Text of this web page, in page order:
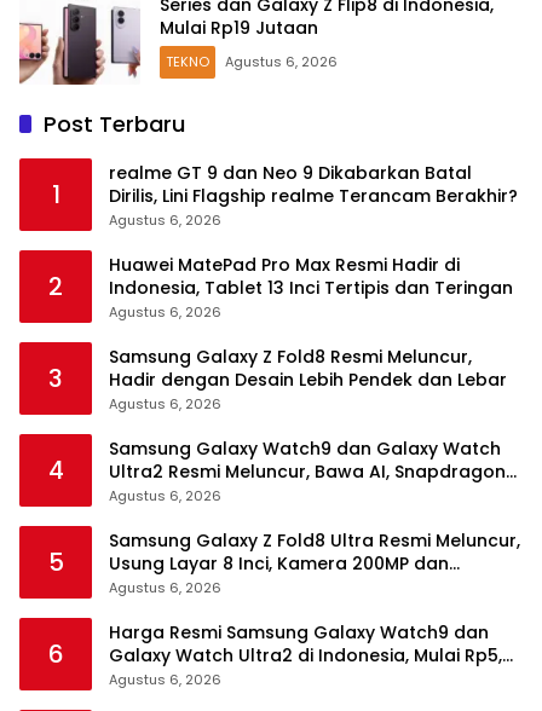
Mulai Rp19 Jutaan
TEKNO Agustus 6, 2026
Post Terbaru
1
realme GT 9 dan Neo 9 Dikabarkan Batal
Dirilis, Lini Flagship realme Terancam Berakhir?
Agustus 6, 2026
2
Huawei MatePad Pro Max Resmi Hadir di
Indonesia, Tablet 13 Inci Tertipis dan Teringan
Agustus 6, 2026
3
Samsung Galaxy Z Fold8 Resmi Meluncur,
Hadir dengan Desain Lebih Pendek dan Lebar
Agustus 6, 2026
4
Samsung Galaxy Watch9 dan Galaxy Watch
Ultra2 Resmi Meluncur, Bawa AI, Snapdragon
Wear Elite, dan Fitur Kesehatan Baru
Agustus 6, 2026
5
Samsung Galaxy Z Fold8 Ultra Resmi Meluncur,
Usung Layar 8 Inci, Kamera 200MP dan
Snapdragon 8 Elite Gen 5
Agustus 6, 2026
6
Harga Resmi Samsung Galaxy Watch9 dan
Galaxy Watch Ultra2 di Indonesia, Mulai Rp5,9
Jutaan
Agustus 6, 2026